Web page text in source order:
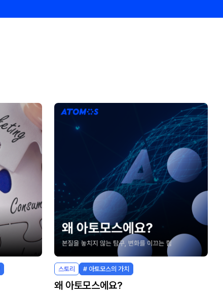
스토리 # 아토모스의 가치
왜 아토모스에요?